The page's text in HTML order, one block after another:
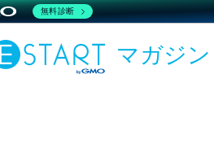
マガジン
無料診断